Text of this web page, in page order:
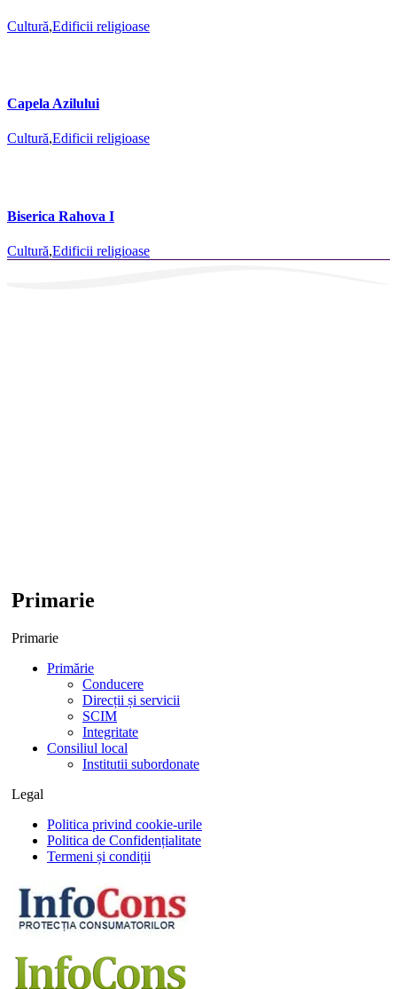
Cultură,Edificii religioase
Capela Azilului
Cultură,Edificii religioase
Biserica Rahova I
Cultură,Edificii religioase
Primarie
Primarie
Primărie
Conducere
Direcții și servicii
SCIM
Integritate
Consiliul local
Institutii subordonate
Legal
Politica privind cookie-urile
Politica de Confidențialitate
Termeni și condiții